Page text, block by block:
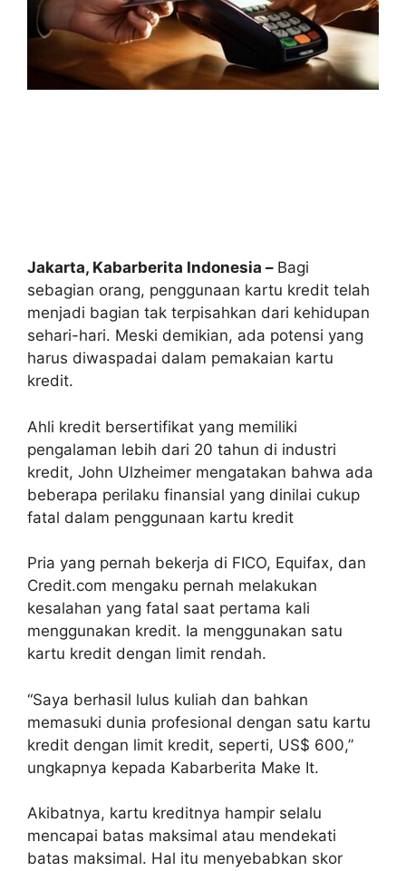
Jakarta, Kabarberita Indonesia – Bagi
sebagian orang, penggunaan kartu kredit telah
menjadi bagian tak terpisahkan dari kehidupan
sehari-hari. Meski demikian, ada potensi yang
harus diwaspadai dalam pemakaian kartu
kredit.
Ahli kredit bersertifikat yang memiliki
pengalaman lebih dari 20 tahun di industri
kredit, John Ulzheimer mengatakan bahwa ada
beberapa perilaku finansial yang dinilai cukup
fatal dalam penggunaan kartu kredit
Pria yang pernah bekerja di FICO, Equifax, dan
Credit.com mengaku pernah melakukan
kesalahan yang fatal saat pertama kali
menggunakan kredit. Ia menggunakan satu
kartu kredit dengan limit rendah.
“Saya berhasil lulus kuliah dan bahkan
memasuki dunia profesional dengan satu kartu
kredit dengan limit kredit, seperti, US$ 600,”
ungkapnya kepada Kabarberita Make It.
Akibatnya, kartu kreditnya hampir selalu
mencapai batas maksimal atau mendekati
batas maksimal. Hal itu menyebabkan skor